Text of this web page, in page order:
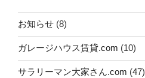
お知らせ (8)
ガレージハウス賃貸.com (10)
サラリーマン大家さん.com (47)